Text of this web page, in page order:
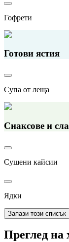
Гофрети
Готови ястия
Супа от леща
Снаксове и
Сушени кайсии
Ядки
Запази този списък
Преглед на